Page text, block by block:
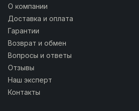
О компании
Доставка и оплата
Гарантии
Возврат и обмен
Вопросы и ответы
Отзывы
Наш эксперт
Контакты